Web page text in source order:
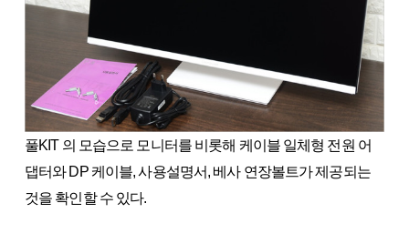
풀KIT 의 모습으로 모니터를 비롯해 케이블 일체형 전원 어
댑터와 DP 케이블, 사용설명서, 베사 연장볼트가 제공되는
것을 확인할 수 있다.